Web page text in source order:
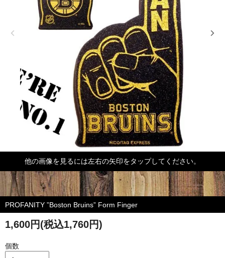
他の画像を見るには左右の矢印をタップしてください。
PROFANITY ”Boston Bruins” Form Finger
1,600円(税込1,760円)
個数